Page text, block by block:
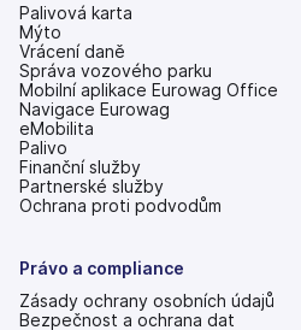
Palivová karta
Mýto
Vrácení daně
Správa vozového parku
Mobilní aplikace Eurowag Office
Navigace Eurowag
eMobilita
Palivo
Finanční služby
Partnerské služby
Ochrana proti podvodům
Právo a compliance
Zásady ochrany osobních údajů
Bezpečnost a ochrana dat